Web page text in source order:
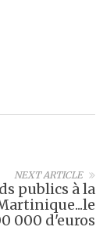
NEXT ARTICLE
publics à la
000 d'euros